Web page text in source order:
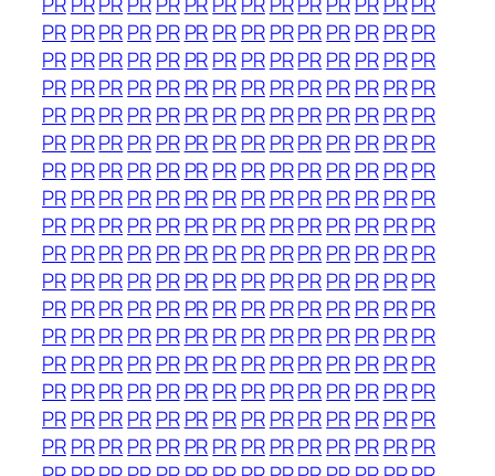
PRPRPRPRPR PRPRPRPRPRPRPR PRPR
PRPRPRPRPR PRPRPRPRPRPRPR PRPR
PRPRPRPRPR PRPRPRPRPRPRPR PRPR
PRPRPRPRPR PRPRPRPRPRPRPR PRPR
PRPRPRPRPR PRPRPRPRPRPRPR PRPR
PRPRPRPRPR PRPRPRPRPRPRPR PRPR
PRPRPRPRPR PRPRPRPRPRPRPR PRPR
PRPRPRPRPR PRPRPRPRPRPRPR PRPR
PRPRPRPRPR PRPRPRPRPRPRPR PRPR
PRPRPRPRPR PRPRPRPRPRPRPR PRPR
PRPRPRPRPR PRPRPRPRPRPRPR PRPR
PRPRPRPRPR PRPRPRPRPRPRPR PRPR
PRPRPRPRPR PRPRPRPRPRPRPR PRPR
PRPRPRPRPR PRPRPRPRPRPRPR PRPR
PRPRPRPRPR PRPRPRPRPRPRPR PRPR
PRPRPRPRPR PRPRPRPRPRPRPR PRPR